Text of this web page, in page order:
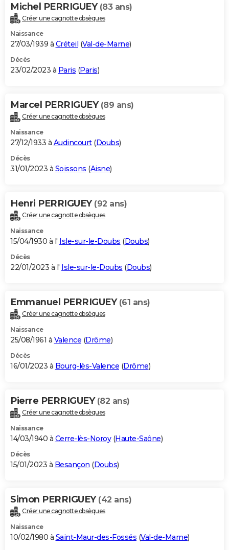
Michel PERRIGUEY (83 ans)
Créer une cagnotte obsèques
Naissance
27/03/1939 à Créteil (Val-de-Marne)
Décès
23/02/2023 à Paris (Paris)
Marcel PERRIGUEY (89 ans)
Créer une cagnotte obsèques
Naissance
27/12/1933 à Audincourt(Doubs)
Décès
31/01/2023 à Soissons (Aisne)
Henri PERRIGUEY (92 ans)
Créer une cagnotte obsèques
Naissance
15/04/1930 à l' Isle-sur-le-Doubs (Doubs)
Décès
22/01/2023 à l' Isle-sur-le-Doubs (Doubs)
Emmanuel PERRIGUEY (61 ans)
Créer une cagnotte obsèques
Naissance
25/08/1961 à Valence (Drôme)
Décès
16/01/2023 à Bourg-lès-Valence (Drôme)
Pierre PERRIGUEY (82 ans)
Créer une cagnotte obsèques
Naissance
14/03/1940 à Cerre-lès-Noroy(Haute-Saône)
Décès
15/01/2023 à Besançon (Doubs)
Simon PERRIGUEY (42 ans)
Créer une cagnotte obsèques
Naissance
10/02/1980 à Saint-Maur-des-Fossés (Val-de-Marne)